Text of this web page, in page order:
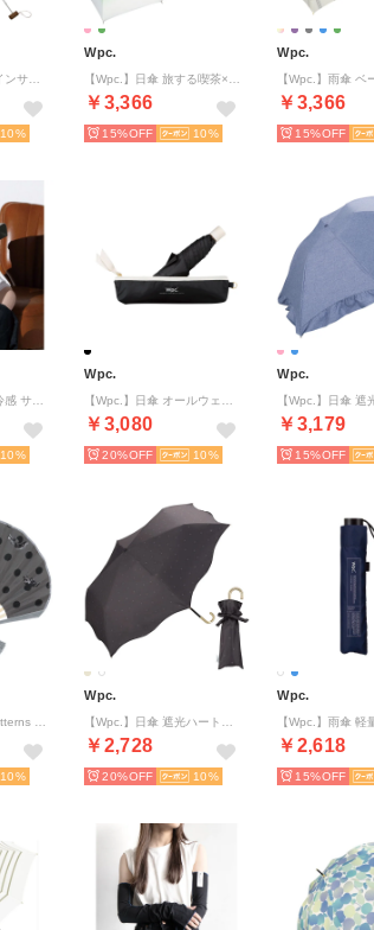
10
Wpc.
￥3,366
15% 10
Wpc.
￥3,366
15%
10
Wpc.
￥3,080
20% 10
Wpc.
￥3,179
15%
10
Wpc.
￥2,728
20% 10
Wpc.
￥2,618
15%